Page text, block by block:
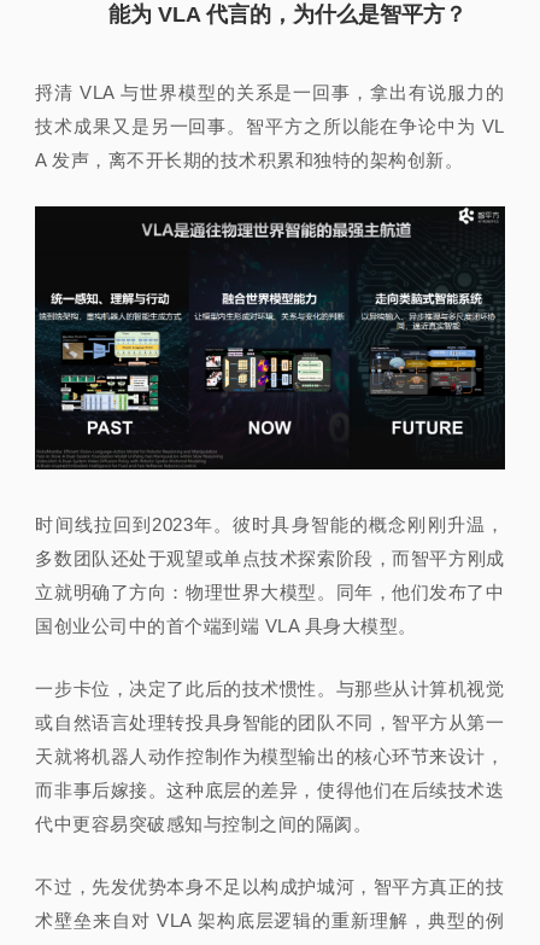
能为 VLA 代言的，为什么是智平方？
捋清 VLA 与世界模型的关系是一回事，拿出有说服力的
技术成果又是另一回事。智平方之所以能在争论中为 VL
A 发声，离不开长期的技术积累和独特的架构创新。
时间线拉回到2023年。彼时具身智能的概念刚刚升温，
多数团队还处于观望或单点技术探索阶段，而智平方刚成
立就明确了方向：物理世界大模型。同年，他们发布了中
国创业公司中的首个端到端 VLA 具身大模型。
一步卡位，决定了此后的技术惯性。与那些从计算机视觉
或自然语言处理转投具身智能的团队不同，智平方从第一
天就将机器人动作控制作为模型输出的核心环节来设计，
而非事后嫁接。这种底层的差异，使得他们在后续技术迭
代中更容易突破感知与控制之间的隔阂。
不过，先发优势本身不足以构成护城河，智平方真正的技
术壁垒来自对 VLA 架构底层逻辑的重新理解，典型的例